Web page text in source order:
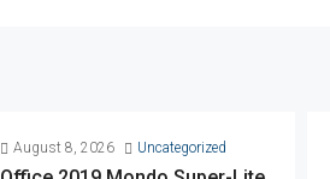
August 8, 2026 Uncategorized